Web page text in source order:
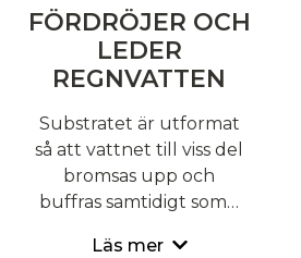
FÖRDRÖJER OCH
LEDER
REGNVATTEN
Substratet är utformat
så att vattnet till viss del
bromsas upp och
buffras samtidigt som…
Läs mer